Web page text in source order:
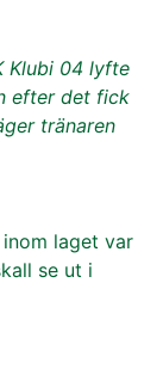
Klubi 04 lyfte
efter det fick
tränaren
laget var
se ut i